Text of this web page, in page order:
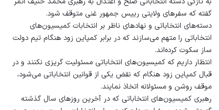
گفته که سفر‏های ولایتی رییس جمهور غنی متوقف شود.
دسته‏‌های انتخاباتی و نهاد‏های ناظر بر انتخابات کمیسیون‏‌های
انتخاباتی را متهم می‌‏سازند که در برابر کمپاین زود هنگام تیم دولت
ساز سکوت کرده‌‏اند.
انتظار داریم که کمیسیون‌‏های انتخاباتی مسئولیت گریزی نکنند و در
قبال کمپاین زود هنگام که نقض یکی از قوانین انتخاباتی می‏‌شود،
موقف روشن و مسئولانه اتخاذ نمایند.
رهبری کمیسیون‌‏های انتخاباتی که در آخرین روز‏های سال گذشته